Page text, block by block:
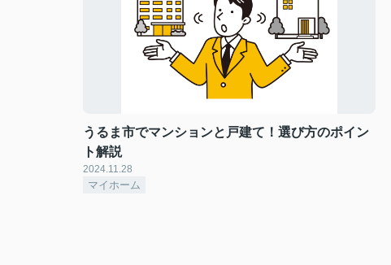
うるま市でマンションと戸建て！選び方のポイン
ト解説
2024.11.28
マイホーム